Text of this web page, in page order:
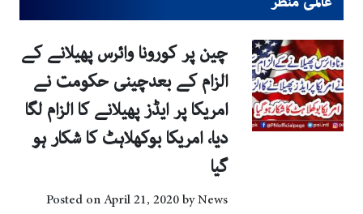
چین پر کورونا وائرس پھیلانے کے
الزام کے بعدچینی حکومت نے
امریکا پر ایڈز پھیلانے کا الزام لگا
دیا، امریکا بوکھلاہٹ کا شکار ہو
گیا
Posted onApril 21, 2020byNews